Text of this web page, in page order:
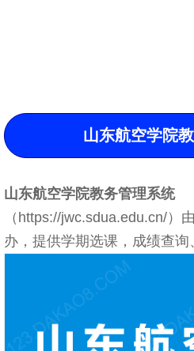
山东航空学院
山东航空学院教务管理系统
（https://jwc.sdua.edu.cn/）
办，提供学期选课，成绩查询